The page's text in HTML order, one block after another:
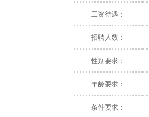
工资待遇：
招聘人数：
性别要求：
年龄要求：
条件要求：